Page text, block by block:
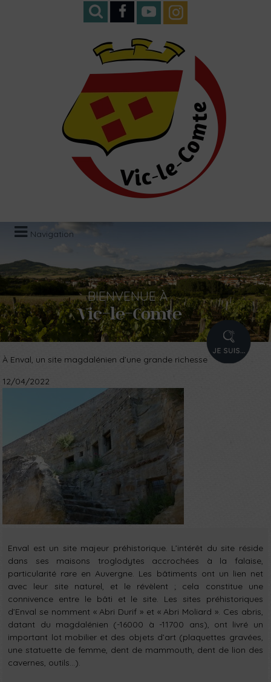
Navigation
BIENVENUEÀ
Vic-le-Comte
PROFIL
À Enval, un site magdalénien d’une grande richesse
12/04/2022
Enval est un site majeur préhistorique. L’intérêt du site réside
dans ses maisons troglodytes accrochées à la falaise,
particularité rare en Auvergne. Les bâtiments ont un lien net
avec leur site naturel, et le révèlent ; cela constitue une
connivence entre le bâti et le site. Les sites préhistoriques
d’Enval se nomment « Abri Durif » et « Abri Moliard ». Ces abris,
datant du magdalénien (-16000 à -11700 ans), ont livré un
important lot mobilier et des objets d’art (plaquettes gravées,
une statuette de femme, dent de mammouth, dent de lion des
cavernes, outils…).